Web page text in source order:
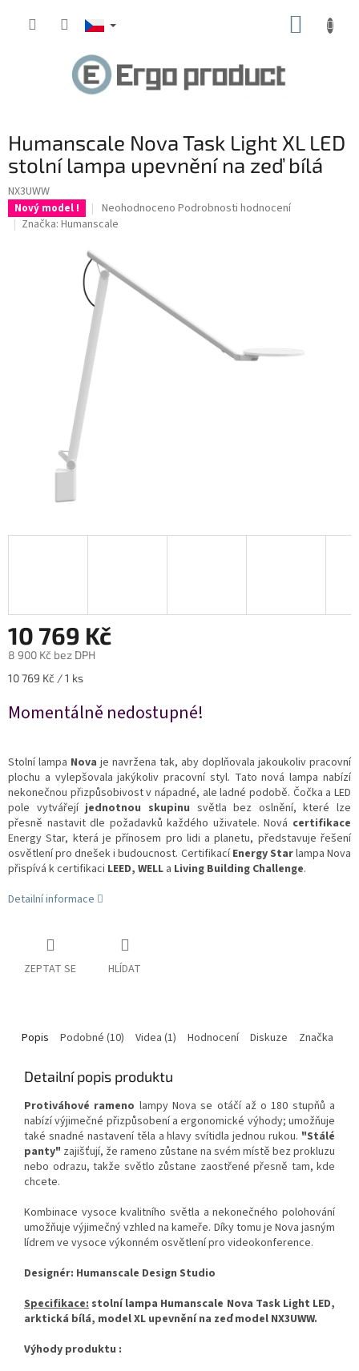
Humanscale Nova Task Light XL LED
stolní lampa upevnění na zeď bílá
NX3UWW
Nový model !
Průměrné
hodnocení
0,0
z
5
hvězdiček.
Neohodnoceno Podrobnosti hodnocení
Značka: Humanscale
10 769 Kč
8 900 Kč bez DPH
Měrná
10 769 Kč / 1 ks
Momentálně nedostupné!
Stolní lampa Nova je navržena tak, aby doplňovala jakoukoliv pracovní
plochu a vylepšovala jakýkoliv pracovní styl. Tato nová lampa nabízí
nekonečnou přizpůsobivost v nápadné, ale ladné podobě. Čočka a LED
pole vytvářejíjednotnou skupinu světla bez oslnění, které lze
přesně nastavit dle požadavků každého uživatele. Nová certifikace
Energy Star, která je přínosem pro lidi a planetu, představuje řešení
osvětlení pro dnešek i budoucnost. CertifikacíEnergy Starlampa Nova
přispívá k certifikaci LEED, WELL a Living Building Challenge.
Detailní informace
ZEPTAT SE HLÍDAT
Popis Podobné (10) Videa (1) Hodnocení Diskuze Značka
Detailní popis produktu
Protiváhové rameno lampy Nova se otáčí až o 180 stupňů a
nabízí výjimečné přizpůsobení a ergonomické výhody; umožňuje
také snadné nastavení těla a hlavy svítidla jednou rukou. "Stálé
panty" zajišťují, že rameno zůstane na svém místě bez prokluzu
nebo odrazu, takže světlo zůstane zaostřené přesně tam, kde
chcete.
Kombinace vysoce kvalitního světla a nekonečného polohování
umožňuje výjimečný vzhled na kameře. Díky tomu je Nova jasným
lídrem ve vysoce výkonném osvětlení pro videokonference.
Designér: Humanscale Design Studio
Specifikace: stolní lampa Humanscale Nova Task Light LED,
arktická bílá, model XL upevnění na zeď model NX3UWW.
Výhody produktu :